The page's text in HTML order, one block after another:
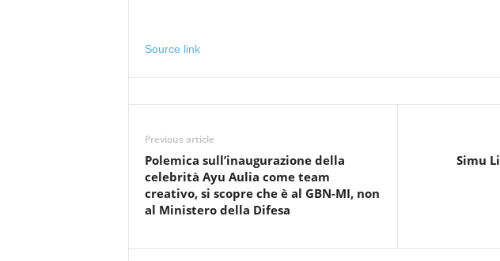
Source link
Previous article
Polemica sull’inaugurazione della
celebrità Ayu Aulia come team
creativo, si scopre che è al GBN-MI, non
al Ministero della Difesa
Simu